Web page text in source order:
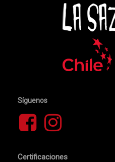
Síguenos
Certificaciones